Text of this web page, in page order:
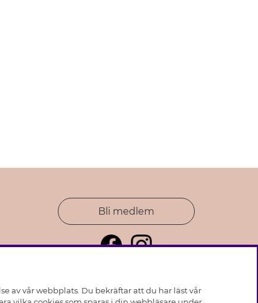
Bli medlem
av vår webbplats. Du bekräftar att du har läst vår